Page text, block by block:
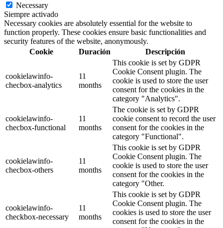
Necessary
Siempre activado
Necessary cookies are absolutely essential for the website to
function properly. These cookies ensure basic functionalities and
security features of the website, anonymously.
Cookie
Duración Descripción
cookielawinfo-
checbox-analytics
11
months
This cookie is set by GDPR
Cookie Consent plugin. The
cookie is used to store the user
consent for the cookies in the
category "Analytics".
cookielawinfo-
checbox-functional
11
months
The cookie is set by GDPR
cookie consent to record the user
consent for the cookies in the
category "Functional".
cookielawinfo-
checbox-others
11
months
This cookie is set by GDPR
Cookie Consent plugin. The
cookie is used to store the user
consent for the cookies in the
category "Other.
cookielawinfo-
checkbox-necessary
11
months
This cookie is set by GDPR
Cookie Consent plugin. The
cookies is used to store the user
consent for the cookies in the